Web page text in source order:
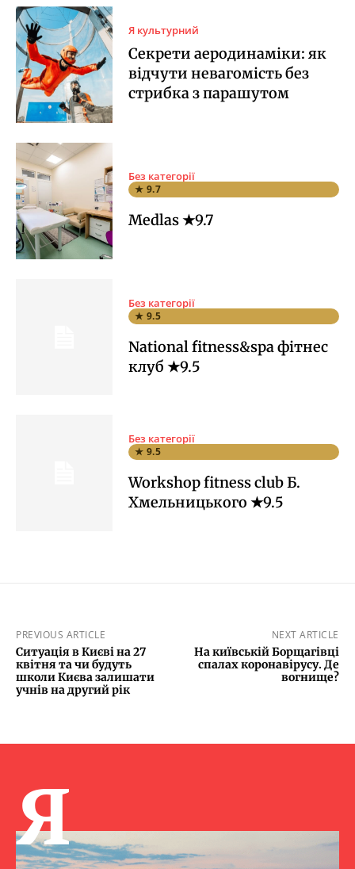
Я культурний
Секрети аеродинаміки: як
відчути невагомість без
стрибка з парашутом
Без категорії
★ 9.7
Medlas ★9.7
Без категорії
★ 9.5
National fitness&spa фітнес
клуб ★9.5
Без категорії
★ 9.5
Workshop fitness club Б.
Хмельницького ★9.5
PREVIOUS ARTICLE
Ситуація в Києві на 27
квітня та чи будуть
школи Києва залишати
учнів на другий рік
NEXT ARTICLE
На київській Борщагівці
спалах коронавірусу. Де
вогнище?
Я